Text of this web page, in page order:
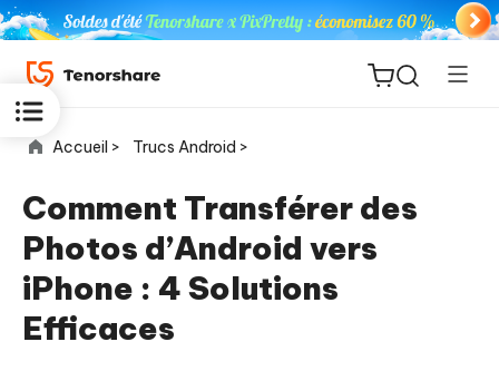
for iOS
Accueil > Trucs Android >
Comment Transférer des
Photos d’Android vers
iPhone : 4 Solutions
Efficaces